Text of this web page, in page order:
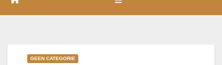
GEEN CATEGORIE